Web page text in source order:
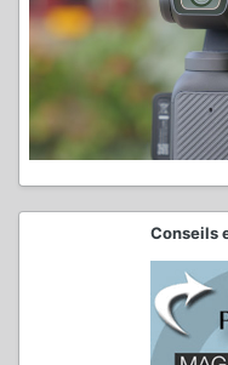
Conseils